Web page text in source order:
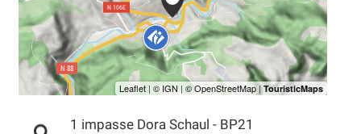
1 impasse Dora Schaul - BP21